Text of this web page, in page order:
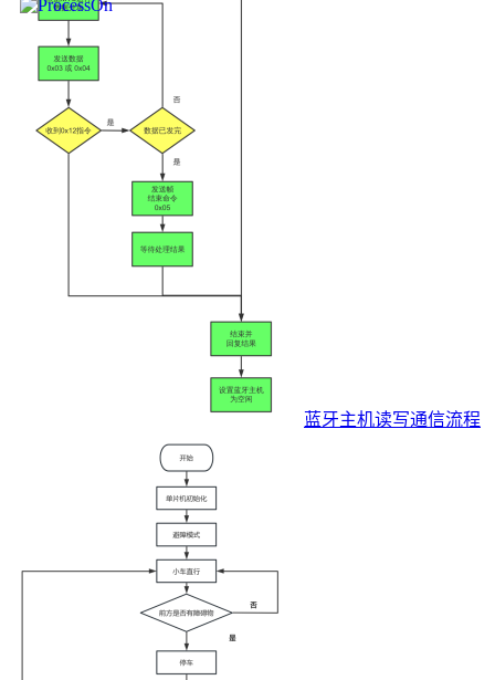
蓝牙主机读写通信流程